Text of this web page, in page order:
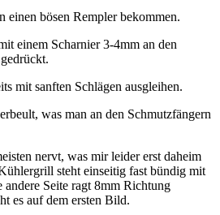
einen bösen Rempler bekommen.
einem Scharnier 3-4mm an den
mit sanften Schlägen ausgleihen.
was man an den Schmutzfängern
nervt, was mir leider erst daheim
steht einseitig fast bündig mit
Seite ragt 8mm Richtung
es auf dem ersten Bild.